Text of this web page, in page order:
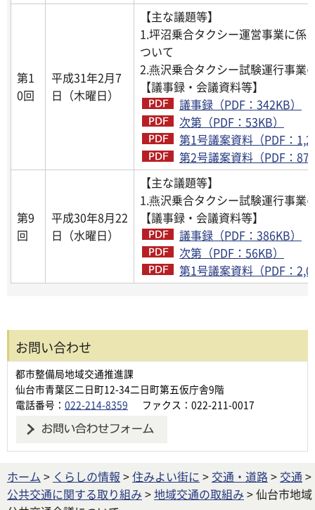
第1
0回
平成31年2月7
日（木曜日）
【主な議題等】
1.坪沼乗合タクシー運営事業に係
ついて
2.燕沢乗合タクシー試験運行事業
【議事録・会議資料等】
議事録（PDF：342KB）
次第（PDF：53KB）
第1号議案資料（PDF：
第2号議案資料（PDF：
第9
回
平成30年8月22
日（水曜日）
【主な議題等】
1.燕沢乗合タクシー試験運行事業
【議事録・会議資料等】
議事録（PDF：386KB）
次第（PDF：56KB）
第1号議案資料（PDF：
お問い合わせ
都市整備局地域交通推進課
仙台市青葉区二日町12-34二日町第五仮庁舎9階
電話番号： 022-214-8359 ファクス：022-211-0017
ホーム > くらしの情報 >住みよい街に > 交通・道路> 交通 >
公共交通に関する取り組み >地域交通の取組み > 仙台市地域